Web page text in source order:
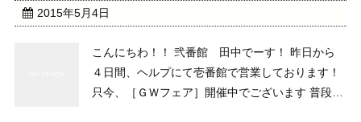
2015年5月4日
こんにちわ！！ 弐番館 田中でーす！ 昨日から
４日間、ヘルプにて壱番館で営業しております！
只今、［ＧＷフェア］開催中でございます 普段で